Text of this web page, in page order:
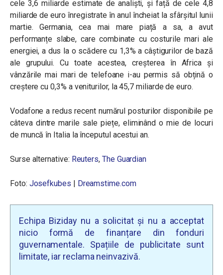
cele 3,6 miliarde estimate de analiști, și față de cele 4,8
miliarde de euro înregistrate în anul încheiat la sfârșitul lunii
martie. Germania, cea mai mare piață a sa, a avut
performanțe slabe, care combinate cu costurile mari ale
energiei, a dus la o scădere cu 1,3% a câștigurilor de bază
ale grupului. Cu toate acestea, creșterea în Africa și
vânzările mai mari de telefoane i-au permis să obțină o
creștere cu 0,3% a veniturilor, la 45,7 miliarde de euro.
Vodafone a redus recent numărul posturilor disponibile pe
câteva dintre marile sale piețe, eliminând o mie de locuri
de muncă în Italia la începutul acestui an.
Surse alternative: Reuters, The Guardian
Foto: Josefkubes | Dreamstime.com
Echipa Biziday nu a solicitat și nu a acceptat
nicio formă de finanțare din fonduri
guvernamentale. Spațiile de publicitate sunt
limitate, iar reclama neinvazivă.